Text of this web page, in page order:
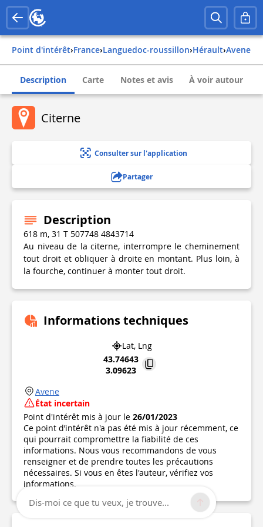
Point d'intérêt› france› languedoc-roussillon› hérault› avene
Description Carte Notes et avis À voir autour
Citerne
Consulter sur l'application
Partager
Description
618 m, 31 T 507748 4843714
Au niveau de la citerne, interrompre le cheminement
tout droit et obliquer à droite en montant. Plus loin, à
la fourche, continuer à monter tout droit.
Informations techniques
Lat, Lng
43.74643
3.09623
Avene
État incertain
Point d'intérêt mis à jour le 26/01/2023
Ce point d’intérêt n'a pas été mis à jour récemment, ce
qui pourrait compromettre la fiabilité de ces
informations. Nous vous recommandons de vous
renseigner et de prendre toutes les précautions
nécessaires. Si vous en êtes l'auteur, vérifiez vos
informations.
Dis-moi ce que tu veux, je trouve...